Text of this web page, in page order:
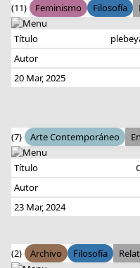
(11) Feminismo Filosofía
Título
Autor
20 Mar, 2025
(7) Arte Contemporáneo
Título
Autor
23 Mar, 2024
(2) Archivo Filosofía